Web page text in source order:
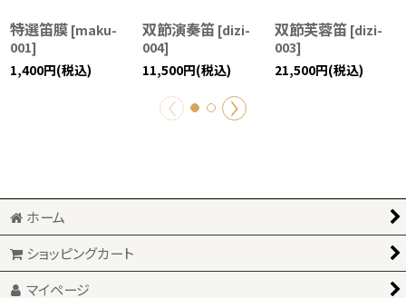
特選笛膜 [maku-
001]
1,400円(税込)
双節演奏笛 [dizi-
004]
11,500円(税込)
双節芙蓉笛 [dizi-
003]
21,500円(税込)
ホーム
ショッピングカート
マイページ